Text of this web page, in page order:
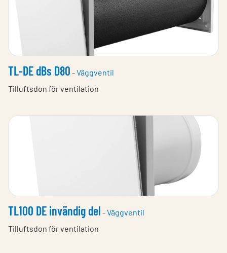
TL-DE dBs D80 - Väggventil
Tilluftsdon för ventilation
TL100 DE invändig del - Väggventil
Tilluftsdon för ventilation